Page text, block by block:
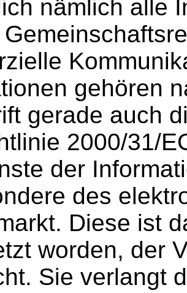
nämlich alle
gehören
gerade auch
2000/31/
der
des
Diese ist
worden, der
Sie verlangt